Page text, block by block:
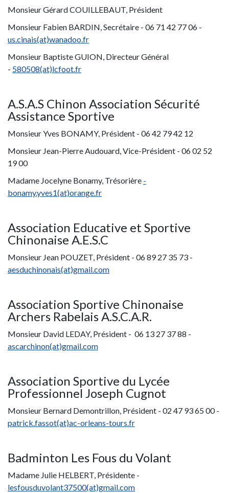
Monsieur Gérard COUILLEBAUT, Président
Monsieur Fabien BARDIN, Secrétaire - 06 71 42 77 06 -
us.cinais(at)wanadoo.fr
Monsieur Baptiste GUION, Directeur Général
- 580508(at)lcfoot.fr
A.S.A.S Chinon Association Sécurité
Assistance Sportive
Monsieur Yves BONAMY, Président - 06 42 79 42 12
Monsieur Jean-Pierre Audouard, Vice-Président - 06 02 52
19 00
Madame Jocelyne Bonamy, Trésorière -
bonamy.yves1(at)orange.fr
Association Educative et Sportive
Chinonaise A.E.S.C
Monsieur Jean POUZET, Président - 06 89 27 35 73 -
aesduchinonais(at)gmail.com
Association Sportive Chinonaise
Archers Rabelais A.S.C.A.R.
Monsieur David LEDAY, Président - 06 13 27 37 88 -
ascarchinon(at)gmail.com
Association Sportive du Lycée
Professionnel Joseph Cugnot
Monsieur Bernard Demontrillon, Président - 02 47 93 65 00 -
patrick.fassot(at)ac-orleans-tours.fr
Badminton Les Fous du Volant
Madame Julie HELBERT, Présidente -
lesfousduvolant37500(at)gmail.com